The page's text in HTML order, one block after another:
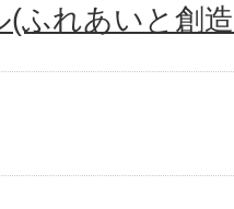
ふれあいと創